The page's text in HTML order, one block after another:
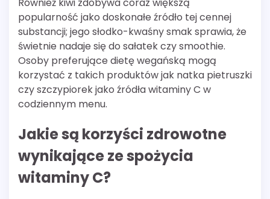
Również kiwi zdobywa coraz większą
popularność jako doskonałe źródło tej cennej
substancji; jego słodko-kwaśny smak sprawia, że
świetnie nadaje się do sałatek czy smoothie.
Osoby preferujące dietę wegańską mogą
korzystać z takich produktów jak natka pietruszki
czy szczypiorek jako źródła witaminy C w
codziennym menu.
Jakie są korzyści zdrowotne
wynikające ze spożycia
witaminy C?